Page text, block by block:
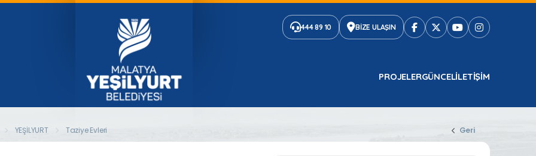
444 89 10 BİZE ULAŞIN
PROJELERGÜNCELILETIŞIM
YEŞİLYURT Taziye Evleri Geri